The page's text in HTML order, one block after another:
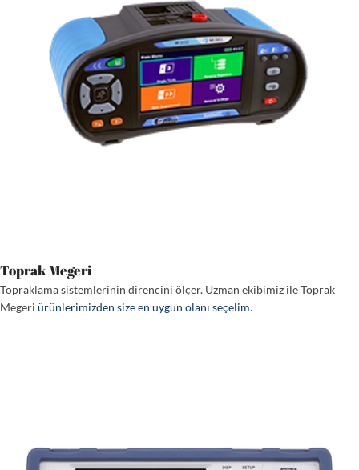
Toprak Megeri
Topraklama sistemlerinin direncini ölçer. Uzman ekibimiz ile Toprak
Megeri ürünlerimizden size en uygun olanı seçelim.